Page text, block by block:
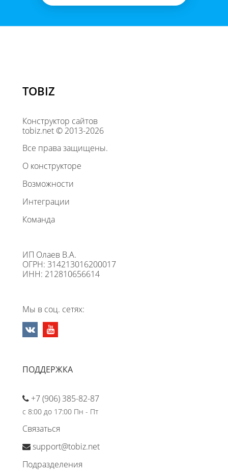
TOBIZ
Конструктор сайтов
tobiz.net © 2013-2026
Все права защищены.
О конструкторе
Возможности
Интеграции
Команда
ИП Олаев В.А.
ОГРН: 314213016200017
ИНН: 212810656614
Мы в соц. сетях:
ПОДДЕРЖКА
+7 (906) 385-82-87
с 8:00 до 17:00 Пн - Пт
Связаться
support@tobiz.net
Подразделения